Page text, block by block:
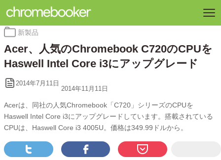
カ
ゴ
リ
新製品
Acer、人気のChromebook C720のCPUを
Haswell Intel Core i3にアップグレード
2014年7月11日
2014年11月11日
Acerは、同社の人気Chromebook「C720」シリーズのCPUを
Haswell Intel Core i3にアップグレードしています。搭載されている
CPUは、Haswell Core i3 4005U。価格は349.99ドルから。